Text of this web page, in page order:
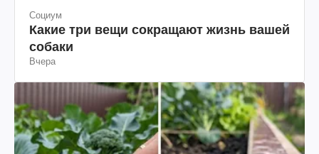
Социум
Какие три вещи сокращают жизнь вашей
собаки
Вчера